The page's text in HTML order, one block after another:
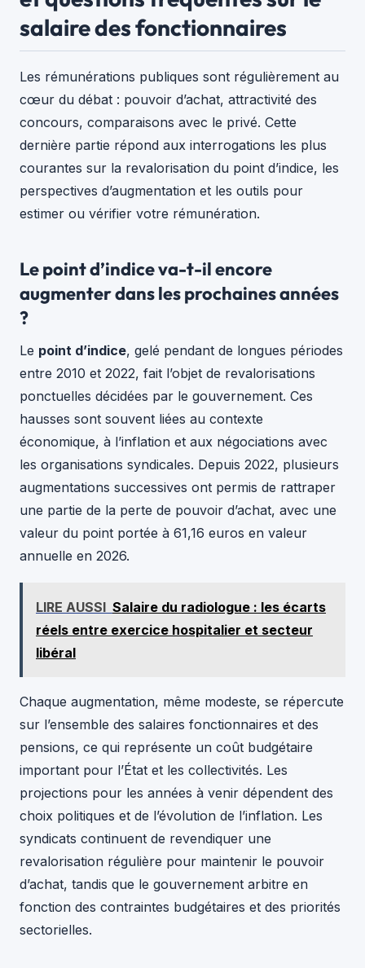
salaire des fonctionnaires
Les rémunérations publiques sont régulièrement au
cœur du débat : pouvoir d’achat, attractivité des
concours, comparaisons avec le privé. Cette
dernière partie répond aux interrogations les plus
courantes sur la revalorisation du point d’indice, les
perspectives d’augmentation et les outils pour
estimer ou vérifier votre rémunération.
Le point d’indice va-t-il encore
augmenter dans les prochaines années
?
Le point d’indice, gelé pendant de longues périodes
entre 2010 et 2022, fait l’objet de revalorisations
ponctuelles décidées par le gouvernement. Ces
hausses sont souvent liées au contexte
économique, à l’inflation et aux négociations avec
les organisations syndicales. Depuis 2022, plusieurs
augmentations successives ont permis de rattraper
une partie de la perte de pouvoir d’achat, avec une
valeur du point portée à 61,16 euros en valeur
annuelle en 2026.
LIRE AUSSI Salaire du radiologue : les écarts
réels entre exercice hospitalier et secteur
libéral
Chaque augmentation, même modeste, se répercute
sur l’ensemble des salaires fonctionnaires et des
pensions, ce qui représente un coût budgétaire
important pour l’État et les collectivités. Les
projections pour les années à venir dépendent des
choix politiques et de l’évolution de l’inflation. Les
syndicats continuent de revendiquer une
revalorisation régulière pour maintenir le pouvoir
d’achat, tandis que le gouvernement arbitre en
fonction des contraintes budgétaires et des priorités
sectorielles.